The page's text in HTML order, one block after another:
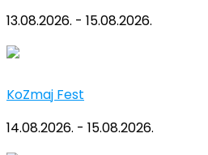
13.08.2026. - 15.08.2026.
KoZmaj Fest
14.08.2026. - 15.08.2026.